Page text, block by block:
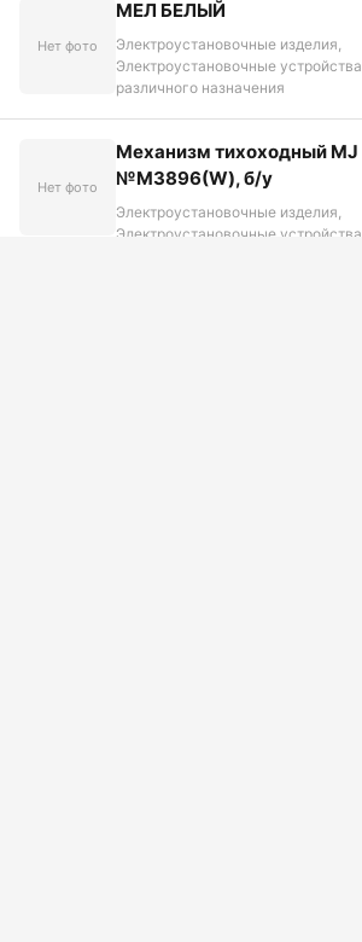
Нет фото
МЕЛ БЕЛЫЙ
Электроустановочные изделия,
Электроустановочные устройства
различного назначения
Нет фото
Механизм тихоходный MJ
№М3896(W), б/у
Электроустановочные изделия,
Электроустановочные устройства